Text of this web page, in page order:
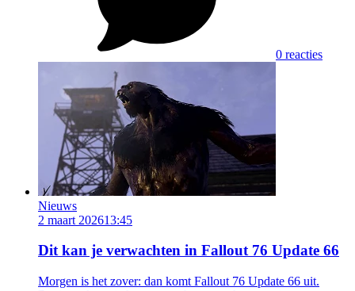
0 reacties
Nieuws
2 maart 202613:45
Dit kan je verwachten in Fallout 76 Update 66
Morgen is het zover: dan komt Fallout 76 Update 66 uit.